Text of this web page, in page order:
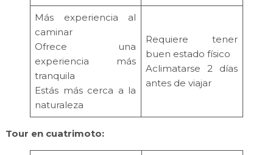
Más experiencia al
caminar
Ofrece una
experiencia más
tranquila
Estás más cerca a la
naturaleza
Requiere tener
buen estado físico
Aclimatarse 2 días
antes de viajar
Tour en cuatrimoto: